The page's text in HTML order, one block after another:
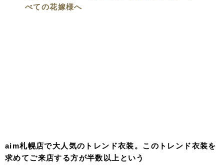
べての花嫁様へ
aim札幌店で大人気のトレンド衣装。このトレンド衣装を
求めてご来店する方が半数以上という